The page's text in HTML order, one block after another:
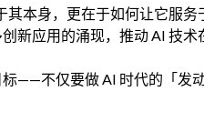
本身，更在于如何让它服务
新应用的涌现，推动 AI 技术
——不仅要做 AI 时代的「发